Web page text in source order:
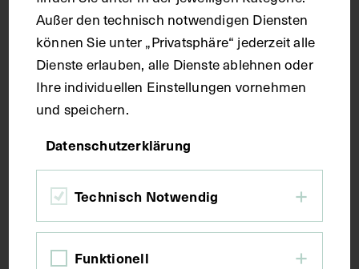
Maße
Seitenblatt 37,1 x 26,4 cm
Kurzbeschreibung
Der Text ist die ergänzende Beschreibung in
italienischer Sprache zum anatomischen
Wachsmodell der Bauchmuskulatur. Das
Wachsmodell ist beschädigt.
Außer den technisch notwendigen Diensten
können Sie unter „Privatsphäre“ jederzeit alle
Dienste erlauben, alle Dienste ablehnen oder
Ihre individuellen Einstellungen vornehmen
und speichern.
Datenschutzerklärung
Technisch Notwendig
Funktionell